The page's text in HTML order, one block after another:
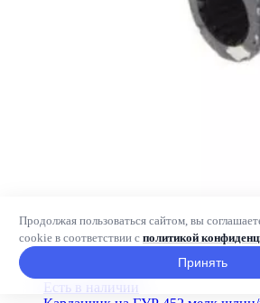
Есть в наличии
Продолжая пользоваться сайтом, вы
cookie в соответствии с политикой
Принять